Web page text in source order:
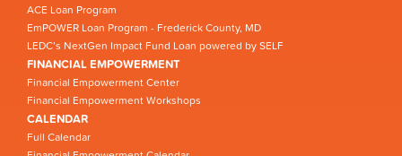
ACE Loan Program
EmPOWER Loan Program - Frederick County, MD
LEDC’s NextGen Impact Fund Loan powered by SELF
FINANCIAL EMPOWERMENT
Financial Empowerment Center
Financial Empowerment Workshops
CALENDAR
Full Calendar